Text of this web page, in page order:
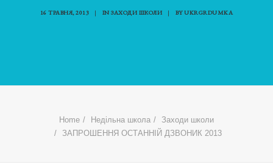
16 ТРАВНЯ, 2013 | INЗАХОДИ ШКОЛИ | BYUKRGRDUMKA
Home Недільна школа
Заходи школи
ЗАПРОШЕННЯ ОСТАННІЙ ДЗВОНИК 2013